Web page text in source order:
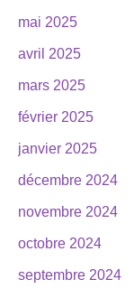
mai 2025
avril 2025
mars 2025
février 2025
janvier 2025
décembre 2024
novembre 2024
octobre 2024
septembre 2024